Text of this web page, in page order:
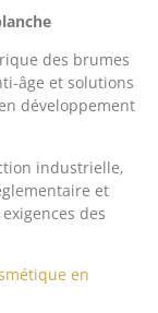
des brumes
âge et solutions
développement
industrielle,
et
des
en